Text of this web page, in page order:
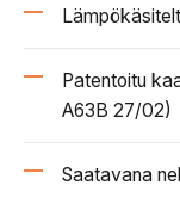
Patentoitu
A63B 27/02)
Saatavana